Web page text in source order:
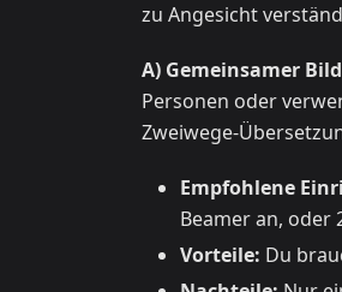
zu Angesicht
A) Gemeinsamer
Personen oder
Zweiwege-
Empfohlene
Beamer an, oder
Vorteile: Du